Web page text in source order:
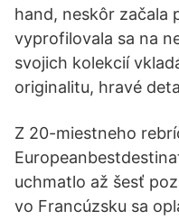
hand, neskôr začala
vyprofilovala sa na
svojich kolekcií
originalitu, hravé
Z 20-miestneho
uchmatlo až šesť
vo Francúzsku sa